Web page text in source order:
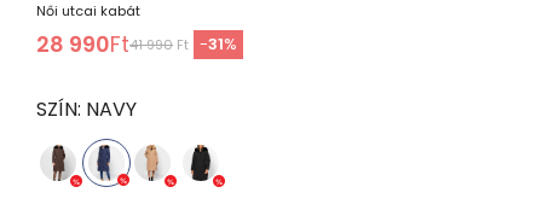
Női utcai kabát
28 990Ft41 990 Ft -31%
SZÍN: NAVY